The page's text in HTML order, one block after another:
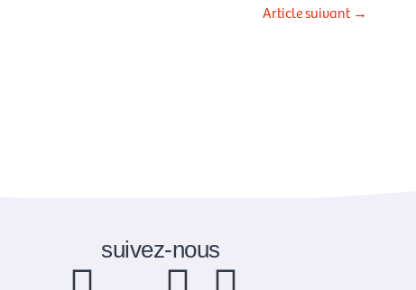
Article suivant →
suivez-nous